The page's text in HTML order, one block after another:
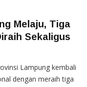
Melaju, Tiga
Sekaligus
Lampung kembali
dengan meraih tiga